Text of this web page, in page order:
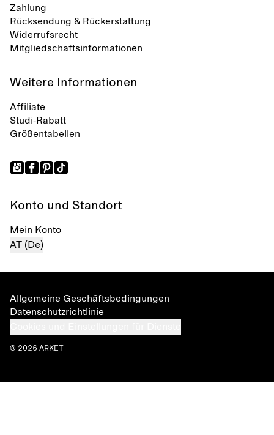
Zahlung
Rücksendung & Rückerstattung
Widerrufsrecht
Mitgliedschaftsinformationen
Weitere Informationen
Affiliate
Studi-Rabatt
Größentabellen
Konto und Standort
Mein Konto
AT (De)
Allgemeine Geschäftsbedingungen
Datenschutzrichtlinie
© 2026 ARKET